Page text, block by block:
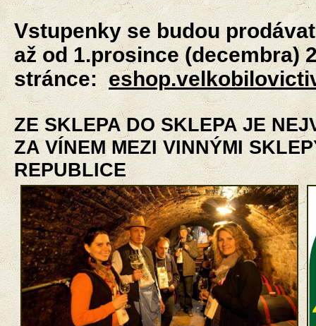
Vstupenky se budou
až od 1.prosince (decembra)
stránce:
ZE SKLEPA DO SKLEPA JE
ZA VÍNEM MEZI VINNÝMI
REPUBLICE